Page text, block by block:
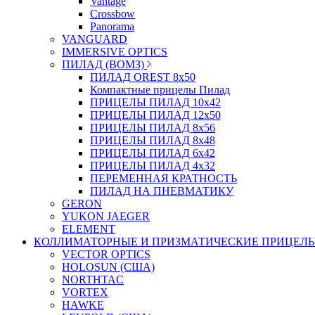
Crossbow
Panorama
VANGUARD
IMMERSIVE OPTICS
ПИЛАД (ВОМЗ)
ПИЛАД OREST 8х50
Компактные прицелы Пилад
ПРИЦЕЛЫ ПИЛАД 10х42
ПРИЦЕЛЫ ПИЛАД 12х50
ПРИЦЕЛЫ ПИЛАД 8х56
ПРИЦЕЛЫ ПИЛАД 8х48
ПРИЦЕЛЫ ПИЛАД 6х42
ПРИЦЕЛЫ ПИЛАД 4х32
ПЕРЕМЕННАЯ КРАТНОСТЬ
ПИЛАД НА ПНЕВМАТИКУ
GERON
YUKON JAEGER
ELEMENT
КОЛЛИМАТОРНЫЕ И ПРИЗМАТИЧЕСКИЕ
VECTOR OPTICS
HOLOSUN (США)
NORTHTAC
VORTEX
HAWKE